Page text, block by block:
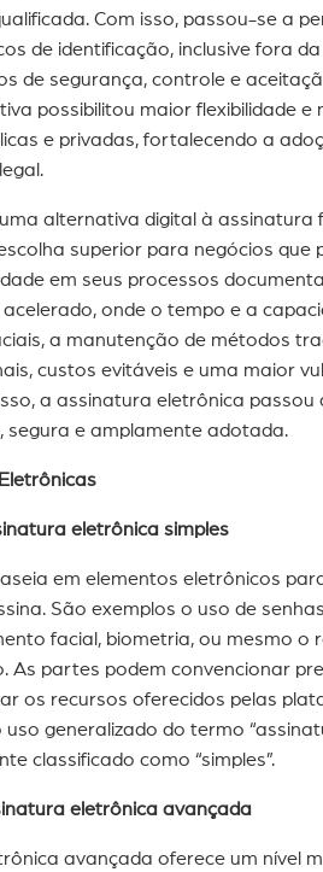
Com isso, passou-se a
de identificação, inclusive fora da
de segurança, controle e
possibilitou maior flexibilidade e
e privadas, fortalecendo a
uma alternativa digital à assinatura
superior para negócios que
em seus processos
onde o tempo e a
a manutenção de métodos
custos evitáveis e uma maior
a assinatura eletrônica passou
segura e amplamente adotada.
simples
em elementos eletrônicos
São exemplos o uso de
facial, biometria, ou mesmo o
As partes podem convencionar
os recursos oferecidos pelas
generalizado do termo
classificado como “simples”.
avançada
avançada oferece um nível